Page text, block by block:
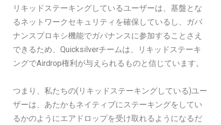
リキッドステーキングしているユーザーは、基盤とな
るネットワークセキュリティを確保しているし、ガバ
ナンスプロキシ機能でガバナンスに参加することさえ
できるため、Quicksilverチームは、リキッドステーキ
ングでAirdrop権利が与えられるものと信じています。
つまり、私たちの(リキッドステーキングしている)ユー
ザーは、あたかもネイティブにステーキングをしてい
るかのようにエアドロップを受け取れるようになるだ